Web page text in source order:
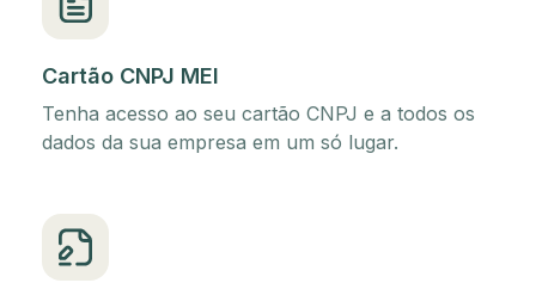
Cartão CNPJ MEI
Tenha acesso ao seu cartão CNPJ e a todos os
dados da sua empresa em um só lugar.